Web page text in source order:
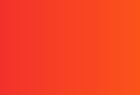
Qihong Stainless steel sheets are
elements. Stainless steel is prized for
industries and applications, including:
Stainless steel sheets come in
resistant and suitable for marine
also vary, with options like a bright